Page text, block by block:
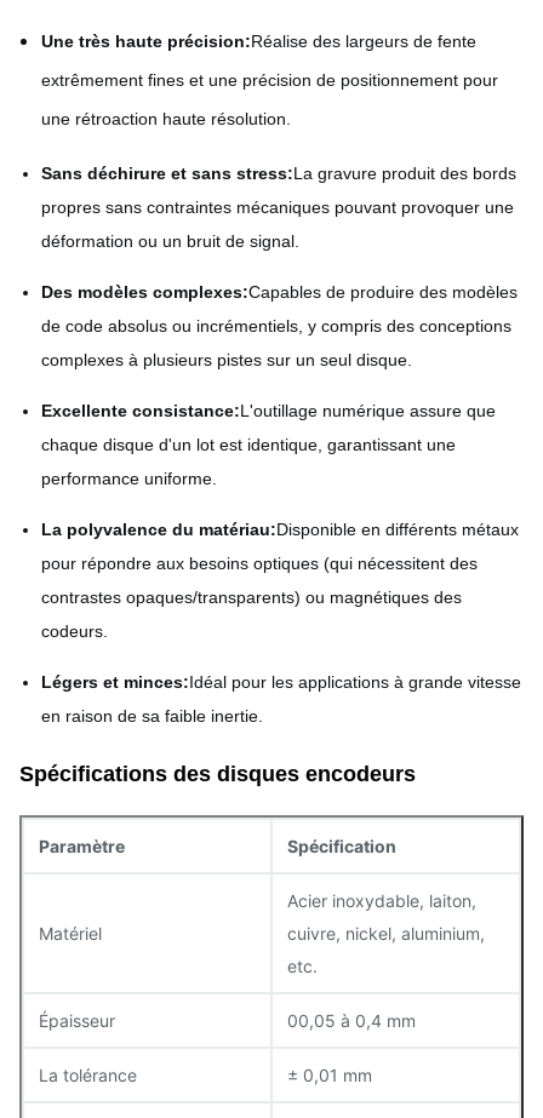
Une très haute précision:Réalise des largeurs de fente
extrêmement fines et une précision de positionnement pour
une rétroaction haute résolution.
Sans déchirure et sans stress:La gravure produit des bords
propres sans contraintes mécaniques pouvant provoquer une
déformation ou un bruit de signal.
Des modèles complexes:Capables de produire des modèles
de code absolus ou incrémentiels, y compris des conceptions
complexes à plusieurs pistes sur un seul disque.
Excellente consistance:L'outillage numérique assure que
chaque disque d'un lot est identique, garantissant une
performance uniforme.
La polyvalence du matériau:Disponible en différents métaux
pour répondre aux besoins optiques (qui nécessitent des
contrastes opaques/transparents) ou magnétiques des
codeurs.
Légers et minces:Idéal pour les applications à grande vitesse
en raison de sa faible inertie.
Spécifications des disques encodeurs
Paramètre Spécification
Matériel
Acier inoxydable, laiton,
cuivre, nickel, aluminium,
etc.
Épaisseur 00,05 à 0,4 mm
La tolérance ± 0,01 mm